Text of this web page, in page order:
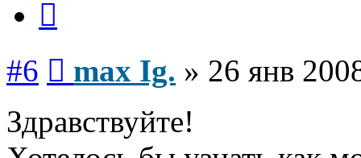
#6 max Ig. » 26 янв
Здравствуйте!